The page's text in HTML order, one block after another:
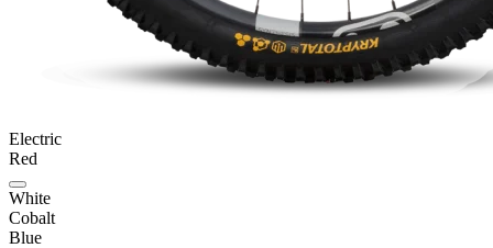
Electric
Red
White
Cobalt
Blue